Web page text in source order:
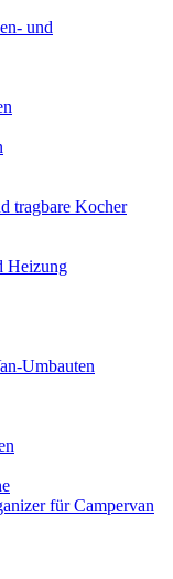
und
tragbare Kocher
Heizung
Umbauten
für Campervan